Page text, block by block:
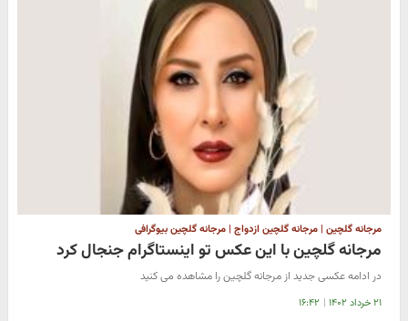
مرجانه گلچین | مرجانه گلچین ازدواج | مرجانه گلچین بیوگرافی
مرجانه گلچین با این عکس تو اینستاگرام جنجال کرد
در ادامه عکسی جدید از مرجانه گلچین را مشاهده می کنید
۲۱ خرداد ۱۴۰۲ | ۱۶:۴۲